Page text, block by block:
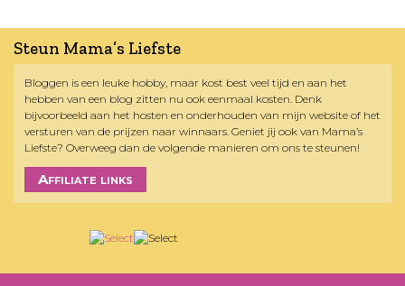
Steun Mama’s Liefste
Bloggen is een leuke hobby, maar kost best veel tijd en aan het
hebben van een blog zitten nu ook eenmaal kosten. Denk
bijvoorbeeld aan het hosten en onderhouden van mijn website of het
versturen van de prijzen naar winnaars. Geniet jij ook van Mama’s
Liefste? Overweeg dan de volgende manieren om ons te steunen!
Affiliate links